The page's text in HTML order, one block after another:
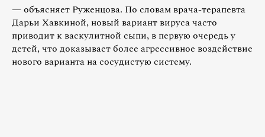
— объясняет Руженцова. По словам врача-терапевта
Дарьи Хавкиной, новый вариант вируса часто
приводит к васкулитной сыпи, в первую очередь у
детей, что доказывает более агрессивное воздействие
нового варианта на сосудистую систему.